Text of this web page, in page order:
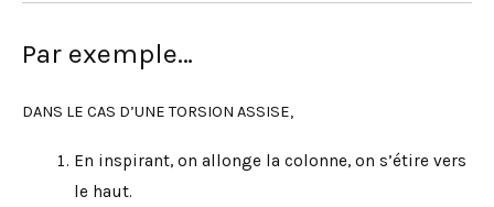
Par exemple…
DANS LE CAS D’UNE TORSION ASSISE,
En inspirant, on allonge la colonne, on s’étire vers
le haut.